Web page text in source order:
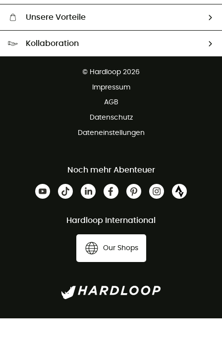
Unsere Vorteile
Kollaboration
© Hardloop 2026
Impressum
AGB
Datenschutz
Dateneinstellungen
Noch mehr Abenteuer
Hardloop International
Our Shops